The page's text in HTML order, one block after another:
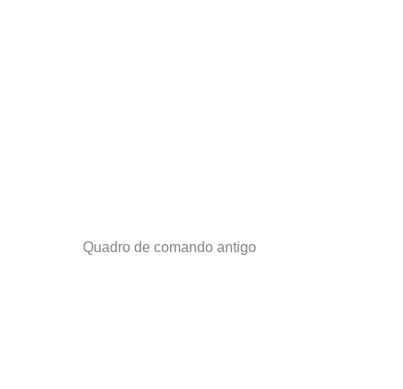
Quadro de comando antigo